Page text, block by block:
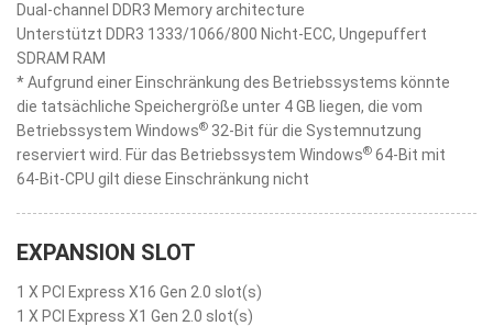
Dual-channel DDR3 Memory architecture
Unterstützt DDR3 1333/1066/800 Nicht-ECC, Ungepuffert
SDRAM RAM
* Aufgrund einer Einschränkung des Betriebssystems könnte
die tatsächliche Speichergröße unter 4 GB liegen, die vom
Betriebssystem Windows® 32-Bit für die Systemnutzung
reserviert wird. Für das Betriebssystem Windows® 64-Bit mit
64-Bit-CPU gilt diese Einschränkung nicht
EXPANSION SLOT
1 X PCI Express X16 Gen 2.0 slot(s)
1 X PCI Express X1 Gen 2.0 slot(s)